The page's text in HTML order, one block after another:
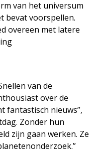
van het universum
bevat voorspellen.
overeen met latere
van de
over de
fantastisch nieuws”,
Zonder hun
zijn gaan werken. Ze